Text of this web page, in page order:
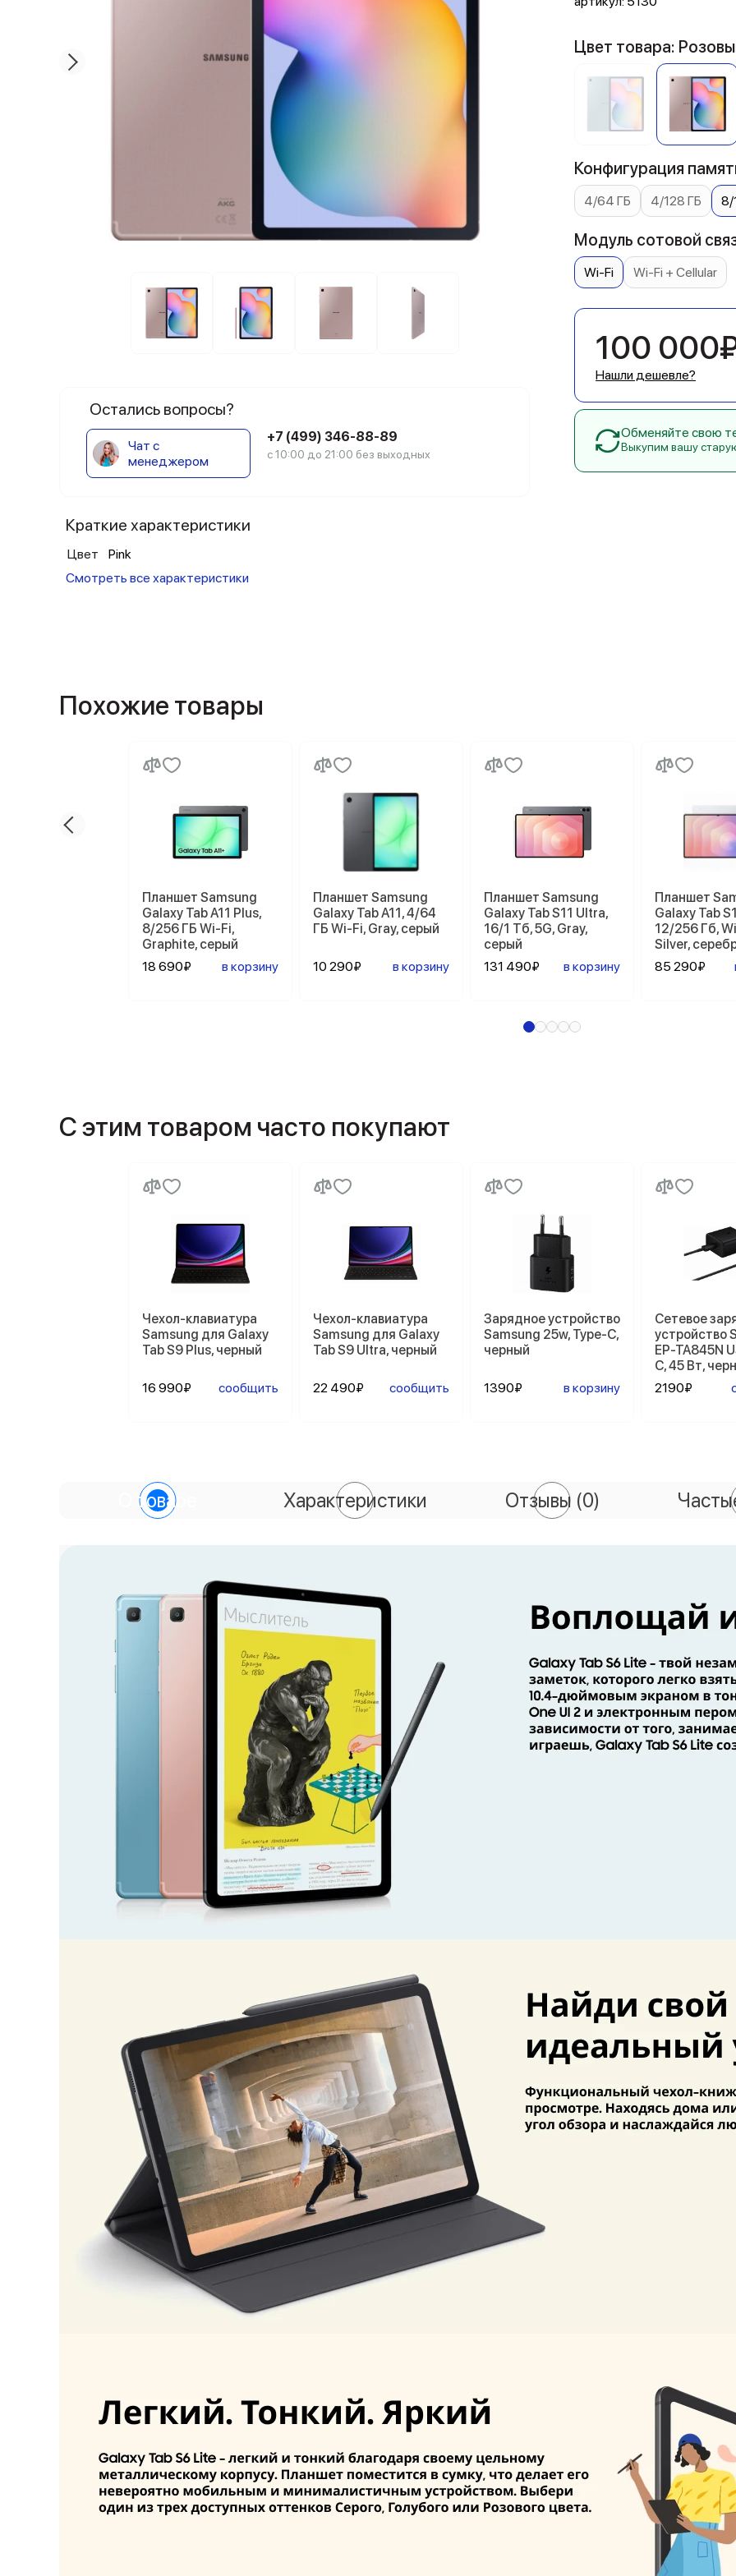
Остались вопросы?
Чат с
менеджером
+7 (499) 346-88-89
с 10:00 до 21:00 без выходных
Краткие характеристики
Цвет
Pink
Смотреть все характеристики
Цвет товара:
Конфигурация
4/64 ГБ 4/128 ГБ 8/
Модуль сотовой
Wi-Fi Wi-Fi + Cellular
100
Нашли дешевле?
Обменяйте свою
Выкупим вашу
Похожие товары
Планшет Samsung
Galaxy Tab A11 Plus,
8/256 ГБ Wi-Fi,
Graphite, серый
18 690₽
в корзину
Планшет Samsung
Galaxy Tab A11, 4/64
ГБ Wi-Fi, Gray, серый
10 290₽ в корзину
Планшет Samsung
Galaxy Tab S11 Ultra,
16/1 Тб, 5G, Gray,
серый
131 490₽
в корзину
Планшет
Galaxy Tab
12/256 Гб,
Silver,
85 290₽
С этим товаром часто покупают
Чехол-клавиатура
Samsung для Galaxy
Tab S9 Plus, черный
16 990₽ сообщить
Чехол-клавиатура
Samsung для Galaxy
Tab S9 Ultra, черный
22 490₽ сообщить
Зарядное устройство
Samsung 25w, Type-C,
черный
1390₽ в корзину
Сетевое
устройство
EP-TA845N
C, 45 Вт,
2190₽
О товаре Характеристики Отзывы (0)